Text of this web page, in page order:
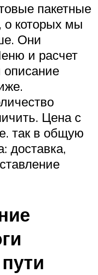
пакетные
о которых мы
Они
и расчет
описание
Цена с
так в общую
доставка,